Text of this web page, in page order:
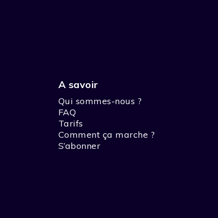
A savoir
Qui sommes-nous ?
FAQ
Tarifs
Comment ça marche ?
S’abonner